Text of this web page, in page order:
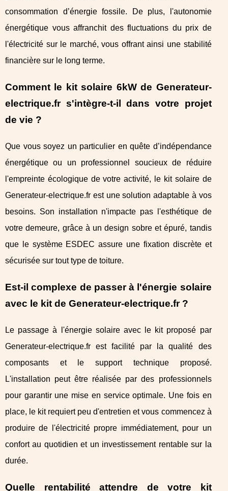
consommation d’énergie fossile. De plus, l'autonomie
énergétique vous affranchit des fluctuations du prix de
l'électricité sur le marché, vous offrant ainsi une stabilité
financière sur le long terme.
Comment le kit solaire 6kW de Generateur-
electrique.fr s'intègre-t-il dans votre projet
de vie ?
Que vous soyez un particulier en quête d’indépendance
énergétique ou un professionnel soucieux de réduire
l'empreinte écologique de votre activité, le kit solaire de
Generateur-electrique.fr est une solution adaptable à vos
besoins. Son installation n'impacte pas l'esthétique de
votre demeure, grâce à un design sobre et épuré, tandis
que le système ESDEC assure une fixation discrète et
sécurisée sur tout type de toiture.
Est-il complexe de passer à l'énergie solaire
avec le kit de Generateur-electrique.fr ?
Le passage à l'énergie solaire avec le kit proposé par
Generateur-electrique.fr est facilité par la qualité des
composants et le support technique proposé.
L'installation peut être réalisée par des professionnels
pour garantir une mise en service optimale. Une fois en
place, le kit requiert peu d'entretien et vous commencez à
produire de l'électricité propre immédiatement, pour un
confort au quotidien et un investissement rentable sur la
durée.
Quelle rentabilité attendre de votre kit